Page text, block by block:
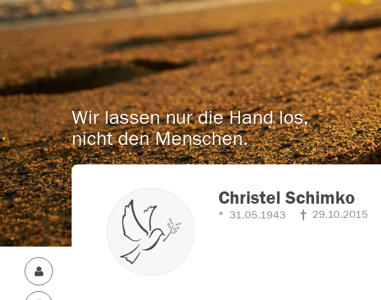
Wir lassen nur die Hand los,
nicht den Menschen.
Christel Schimko
31.05.1943 29.10.2015